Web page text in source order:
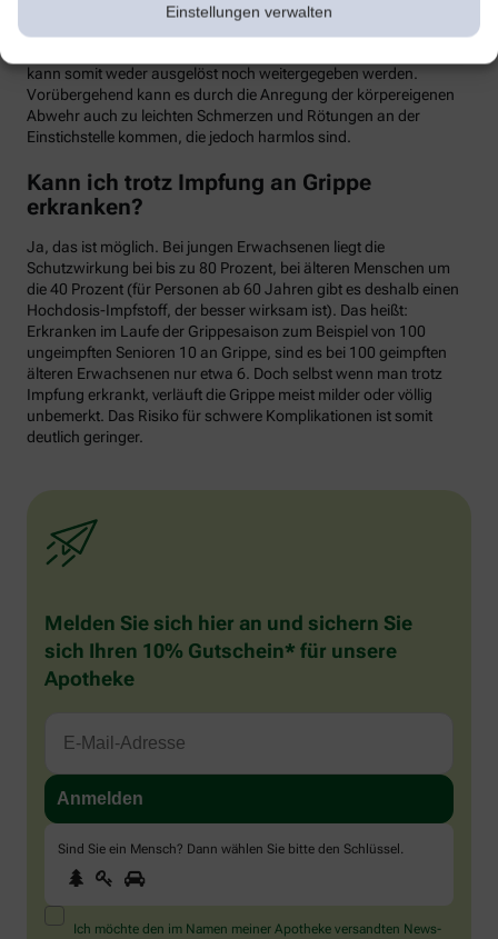
Einstellungen verwalten
haben die Symptome allerdings nichts zu tun. Denn üblicherweise
kann somit weder ausgelöst noch weitergegeben werden.
Vorübergehend kann es durch die Anregung der körpereigenen
Abwehr auch zu leichten Schmerzen und Rötungen an der
Einstichstelle kommen, die jedoch harmlos sind.
Kann ich trotz Impfung an Grippe
erkranken?
Ja, das ist möglich. Bei jungen Erwachsenen liegt die
Schutzwirkung bei bis zu 80 Prozent, bei älteren Menschen um
die 40 Prozent (für Personen ab 60 Jahren gibt es deshalb einen
Hochdosis-Impfstoff, der besser wirksam ist). Das heißt:
Erkranken im Laufe der Grippesaison zum Beispiel von 100
ungeimpften Senioren 10 an Grippe, sind es bei 100 geimpften
älteren Erwachsenen nur etwa 6. Doch selbst wenn man trotz
Impfung erkrankt, verläuft die Grippe meist milder oder völlig
unbemerkt. Das Risiko für schwere Komplikationen ist somit
deutlich geringer.
Melden Sie sich hier an und sichern Sie
sich Ihren 10% Gutschein* für unsere
Apotheke
Sind Sie ein Mensch? Dann wählen Sie bitte den Schlüssel .
Sind
Sie
ein
Mensch?
1 2
Ich möchte den im Namen meiner Apotheke versandten News-